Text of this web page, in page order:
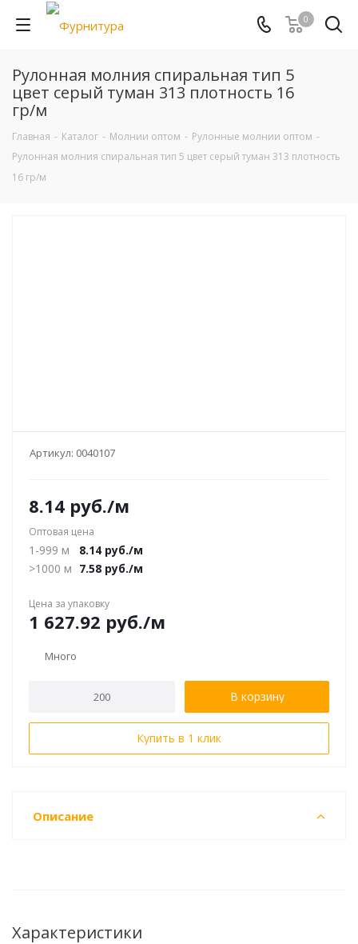
0
Рулонная молния спиральная тип 5
цвет серый туман 313 плотность 16
гр/м
Главная - Каталог - Молнии оптом - Рулонные молнии оптом -
Рулонная молния спиральная тип 5 цвет серый туман 313 плотность
16 гр/м
Артикул: 0040107
8.14 руб./м
Оптовая цена
1-999 м 8.14 руб./м
>1000 м 7.58 руб./м
Цена за упаковку
1 627.92 руб./м
Много
В корзину
Купить в 1 клик
Описание
Характеристики